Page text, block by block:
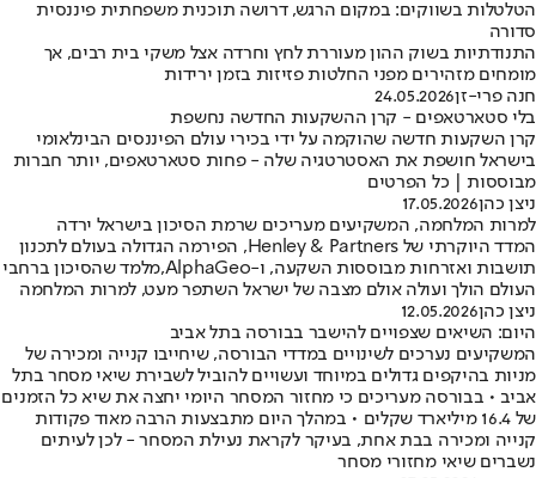
הטלטלות בשווקים: במקום הרגש, דרושה תוכנית משפחתית פיננסית
סדורה
התנודתיות בשוק ההון מעוררת לחץ וחרדה אצל משקי בית רבים, אך
מומחים מזהירים מפני החלטות פזיזות בזמן ירידות
חנה פרי-זן24.05.2026
בלי סטארטאפים - קרן ההשקעות החדשה נחשפת
קרן השקעות חדשה שהוקמה על ידי בכירי עולם הפיננסים הבינלאומי
בישראל חושפת את האסטרטגיה שלה - פחות סטארטאפים, יותר חברות
מבוססות | כל הפרטים
ניצן כהן17.05.2026
למרות המלחמה, המשקיעים מעריכים שרמת הסיכון בישראל ירדה
המדד היוקרתי של Henley & Partners, הפירמה הגדולה בעולם לתכנון
תושבות ואזרחות מבוססות השקעה, ו-AlphaGeo,מלמד שהסיכון ברחבי
העולם הולך ועולה אולם מצבה של ישראל השתפר מעט, למרות המלחמה
ניצן כהן12.05.2026
היום: השיאים שצפויים להישבר בבורסה בתל אביב
המשקיעים נערכים לשינויים במדדי הבורסה, שיחייבו קנייה ומכירה של
מניות בהיקפים גדולים במיוחד ועשויים להוביל לשבירת שיאי מסחר בתל
אביב • בבורסה מעריכים כי מחזור המסחר היומי יחצה את שיא כל הזמנים
של 16.4 מיליארד שקלים • במהלך היום מתבצעות הרבה מאוד פקודות
קנייה ומכירה בבת אחת, בעיקר לקראת נעילת המסחר - לכן לעיתים
נשברים שיאי מחזורי מסחר